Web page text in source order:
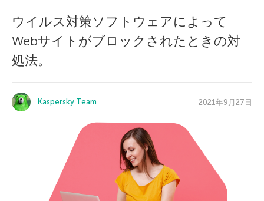
ウイルス対策ソフトウェアによって
Webサイトがブロックされたときの対
処法。
Kaspersky Team 2021年9月27日